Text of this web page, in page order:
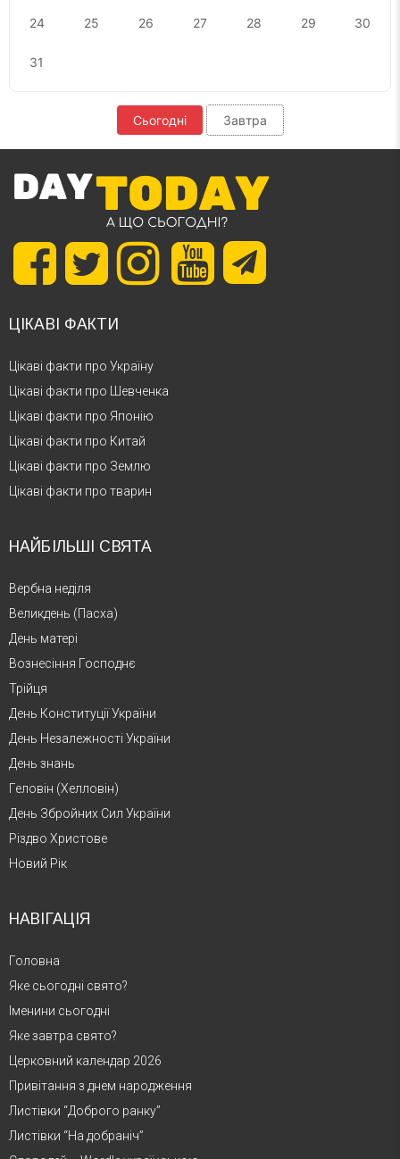
24 25 26 27 28 29 30
31
Сьогодні Завтра
ЦІКАВІ ФАКТИ
Цікаві факти про Україну
Цікаві факти про Шевченка
Цікаві факти про Японію
Цікаві факти про Китай
Цікаві факти про Землю
Цікаві факти про тварин
НАЙБІЛЬШІ СВЯТА
Вербна неділя
Великдень (Пасха)
День матері
Вознесіння Господнє
Трійця
День Конституції України
День Незалежності України
День знань
Геловін (Хелловін)
День Збройних Сил України
Різдво Христове
Новий Рік
НАВІГАЦІЯ
Головна
Яке сьогодні свято?
Іменини сьогодні
Яке завтра свято?
Церковний календар 2026
Привітання з днем народження
Листівки “Доброго ранку”
Листівки “На добраніч”